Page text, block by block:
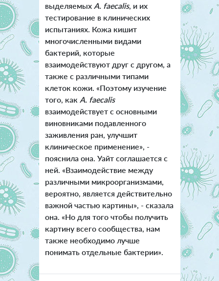
выделяемых A. faecalis, и их
тестирование в клинических
испытаниях. Кожа кишит
многочисленными видами
бактерий, которые
взаимодействуют друг с другом, а
также с различными типами
клеток кожи. «Поэтому изучение
того, как A. faecalis
взаимодействует с основными
виновниками подавленного
заживления ран, улучшит
клиническое применение», -
пояснила она. Уайт соглашается с
ней. «Взаимодействие между
различными микроорганизмами,
вероятно, является действительно
важной частью картины», - сказала
она. «Но для того чтобы получить
картину всего сообщества, нам
также необходимо лучше
понимать отдельные бактерии».